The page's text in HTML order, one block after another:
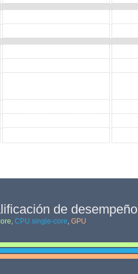
de desempeño
, CPU single-core, GPU